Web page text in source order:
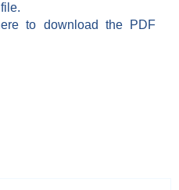
to download the PDF